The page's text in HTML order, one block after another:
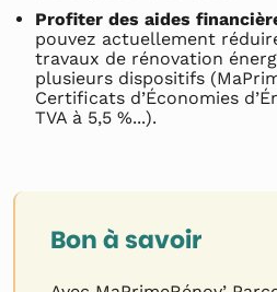
Profiter des aides
pouvez actuellement
travaux de rénovation
plusieurs dispositifs
Certificats d’Économies
TVA à 5,5 %...).
Bon à savoir